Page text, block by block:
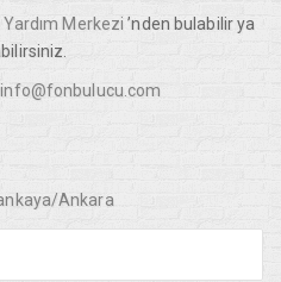
Yardım Merkezi ’nden bulabilir ya
info@fonbulucu.com
Ankara